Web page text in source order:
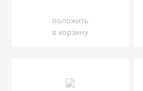
положить
в корзину